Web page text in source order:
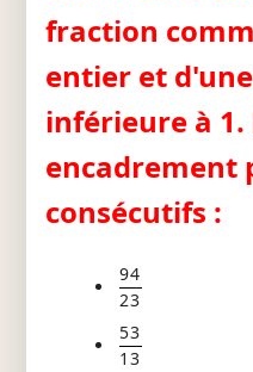
fraction
entier et
inférieure à 1.
encadrement
consécutifs :
94
23
53
13